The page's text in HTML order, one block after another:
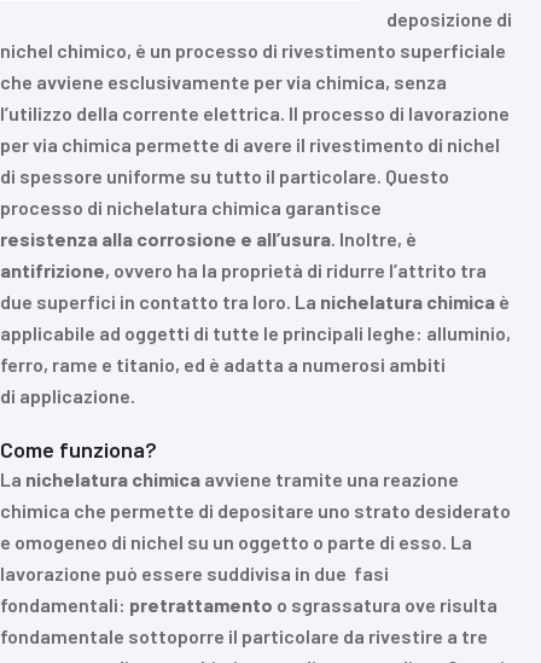
deposizione di
nichel chimico, è un processo di rivestimento superficiale
che avviene esclusivamente per via chimica, senza
l’utilizzo della corrente elettrica. Il processo di lavorazione
per via chimica permette di avere il rivestimento di nichel
di spessore uniforme su tutto il particolare. Questo
processo di nichelatura chimica garantisce
resistenza alla corrosione e all’usura. Inoltre, è
antifrizione, ovvero ha la proprietà di ridurre l’attrito tra
due superfici in contatto tra loro. La nichelatura chimica è
applicabile ad oggetti di tutte le principali leghe: alluminio,
ferro, rame e titanio, ed è adatta a numerosi ambiti
di applicazione.
Come funziona?
La nichelatura chimica avviene tramite una reazione
chimica che permette di depositare uno strato desiderato
e omogeneo di nichel su un oggetto o parte di esso. La
lavorazione può essere suddivisa in due fasi
fondamentali: pretrattamento o sgrassatura ove risulta
fondamentale sottoporre il particolare da rivestire a tre